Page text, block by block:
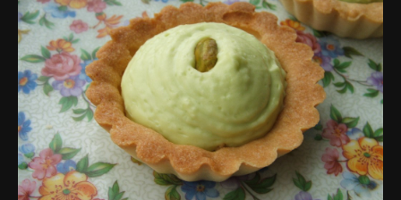
פרסומות,
מדיה
דיגיטלית
ועוד.